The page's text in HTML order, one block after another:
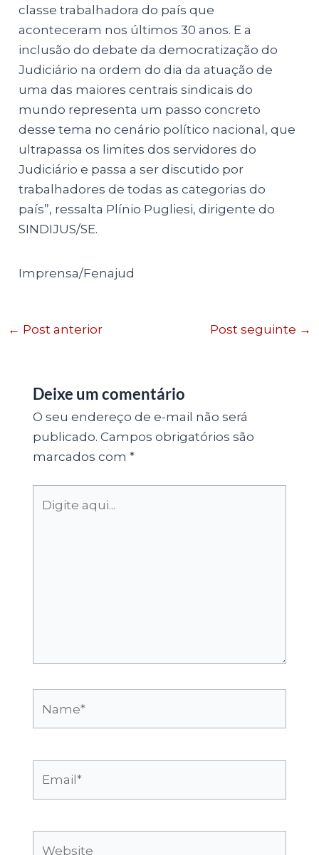
classe trabalhadora do país que
aconteceram nos últimos 30 anos. E a
inclusão do debate da democratização do
Judiciário na ordem do dia da atuação de
uma das maiores centrais sindicais do
mundo representa um passo concreto
desse tema no cenário político nacional, que
ultrapassa os limites dos servidores do
Judiciário e passa a ser discutido por
trabalhadores de todas as categorias do
país”, ressalta Plínio Pugliesi, dirigente do
SINDIJUS/SE.
Imprensa/Fenajud
← Post anterior Post seguinte →
Deixe um comentário
O seu endereço de e-mail não será
publicado. Campos obrigatórios são
marcados com *
aqui...